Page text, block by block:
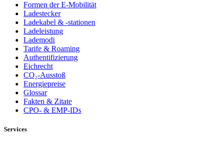
Formen der E-Mobilität
Ladestecker
Ladekabel & -stationen
Ladeleistung
Lademodi
Tarife & Roaming
Authentifizierung
Eichrecht
CO₂-Ausstoß
Energiepreise
Glossar
Fakten & Zitate
CPO- & EMP-IDs
Services